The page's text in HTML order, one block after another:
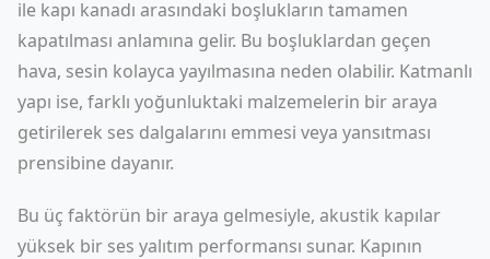
ile kapı kanadı arasındaki boşlukların tamamen
kapatılması anlamına gelir. Bu boşluklardan geçen
hava, sesin kolayca yayılmasına neden olabilir. Katmanlı
yapı ise, farklı yoğunluktaki malzemelerin bir araya
getirilerek ses dalgalarını emmesi veya yansıtması
prensibine dayanır.
Bu üç faktörün bir araya gelmesiyle, akustik kapılar
yüksek bir ses yalıtım performansı sunar. Kapının